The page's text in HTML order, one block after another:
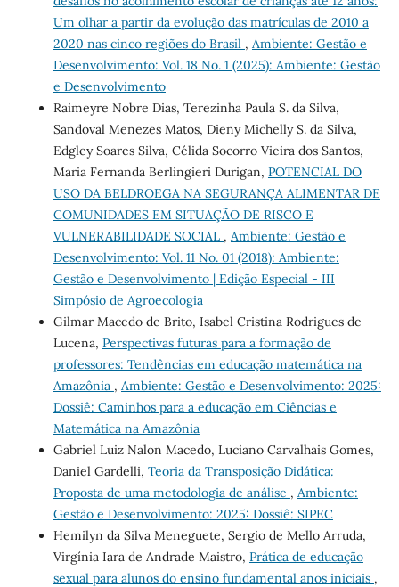
Um olhar a partir da evolução das matrículas de 2010 a
2020 nas cinco regiões do Brasil , Ambiente: Gestão e
Desenvolvimento: Vol. 18 No. 1 (2025): Ambiente: Gestão
e Desenvolvimento
Raimeyre Nobre Dias, Terezinha Paula S. da Silva,
Sandoval Menezes Matos, Dieny Michelly S. da Silva,
Edgley Soares Silva, Célida Socorro Vieira dos Santos,
Maria Fernanda Berlingieri Durigan, POTENCIAL DO
USO DA BELDROEGA NA SEGURANÇA ALIMENTAR DE
COMUNIDADES EM SITUAÇÃO DE RISCO E
VULNERABILIDADE SOCIAL , Ambiente: Gestão e
Desenvolvimento: Vol. 11 No. 01 (2018): Ambiente:
Gestão e Desenvolvimento | Edição Especial - III
Simpósio de Agroecologia
Gilmar Macedo de Brito, Isabel Cristina Rodrigues de
Lucena, Perspectivas futuras para a formação de
professores: Tendências em educação matemática na
Amazônia , Ambiente: Gestão e Desenvolvimento: 2025:
Dossiê: Caminhos para a educação em Ciências e
Matemática na Amazônia
Gabriel Luiz Nalon Macedo, Luciano Carvalhais Gomes,
Daniel Gardelli, Teoria da Transposição Didática:
Proposta de uma metodologia de análise , Ambiente:
Gestão e Desenvolvimento: 2025: Dossiê: SIPEC
Hemilyn da Silva Meneguete, Sergio de Mello Arruda,
Virgínia Iara de Andrade Maistro, Prática de educação
sexual para alunos do ensino fundamental anos iniciais ,